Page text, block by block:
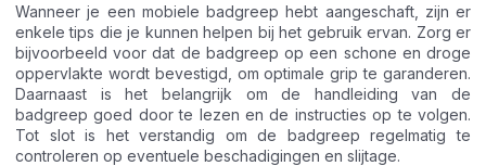
Wanneer je een mobiele badgreep hebt aangeschaft, zijn er
enkele tips die je kunnen helpen bij het gebruik ervan. Zorg er
bijvoorbeeld voor dat de badgreep op een schone en droge
oppervlakte wordt bevestigd, om optimale grip te garanderen.
Daarnaast is het belangrijk om de handleiding van de
badgreep goed door te lezen en de instructies op te volgen.
Tot slot is het verstandig om de badgreep regelmatig te
controleren op eventuele beschadigingen en slijtage.